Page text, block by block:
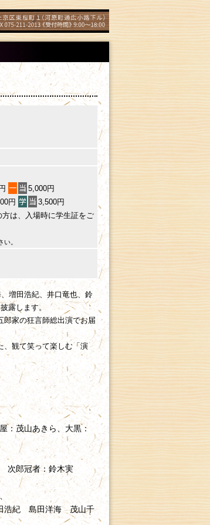
区東桜町1（河原町通広小路下ル）TEL
075-211-2013《受付時間》9:00〜18:00
一 当 5,000円
円 学 当 3,500円
は、入場時に学生証をご
。
増田浩紀、井口竜也、鈴
露します。
郎家の狂言師総出演でお届
、観て笑って楽しむ「演
：茂山あきら、大黒：
次郎冠者：鈴木実
紀 島田洋海 茂山千